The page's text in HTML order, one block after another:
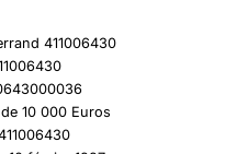
411006430
10 000 Euros